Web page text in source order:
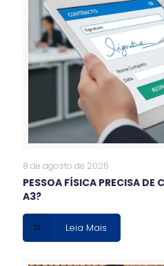
8 de agosto de 2026
PESSOA FÍSICA PRECISA DE
A3?
Leia Mais